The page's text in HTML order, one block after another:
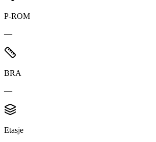
P-ROM
—
BRA
—
Etasje